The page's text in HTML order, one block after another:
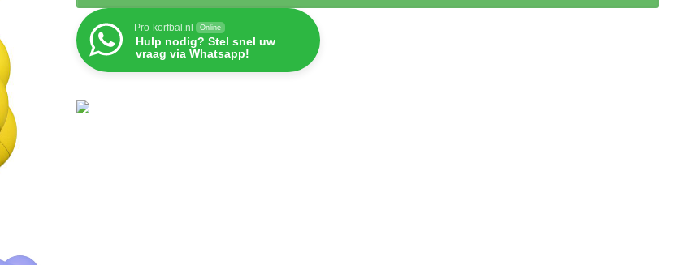
Pro-korfbal.nl Online
Hulp nodig? Stel snel uw
vraag via Whatsapp!